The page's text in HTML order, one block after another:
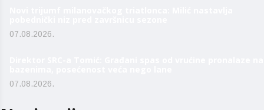
07.08.2026.
07.08.2026.